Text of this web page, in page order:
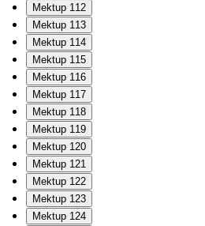
Mektup 112
Mektup 113
Mektup 114
Mektup 115
Mektup 116
Mektup 117
Mektup 118
Mektup 119
Mektup 120
Mektup 121
Mektup 122
Mektup 123
Mektup 124